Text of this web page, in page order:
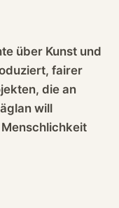
über Kunst und
fairer
die an
will